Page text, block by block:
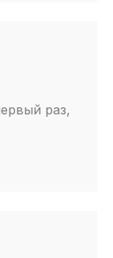
раз,